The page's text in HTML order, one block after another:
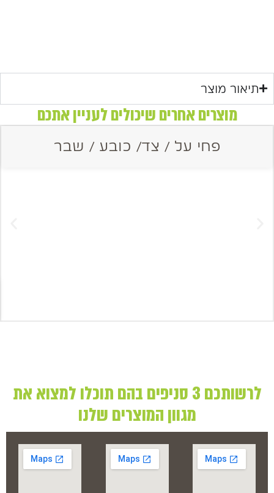
תיאור מוצר
מוצרים אחרים שיכולים לעניין אתכם
פחי על / צד/ כובע / שבר
לרשותכם 3 סניפים בהם תוכלו למצוא את
מגוון המוצרים שלנו